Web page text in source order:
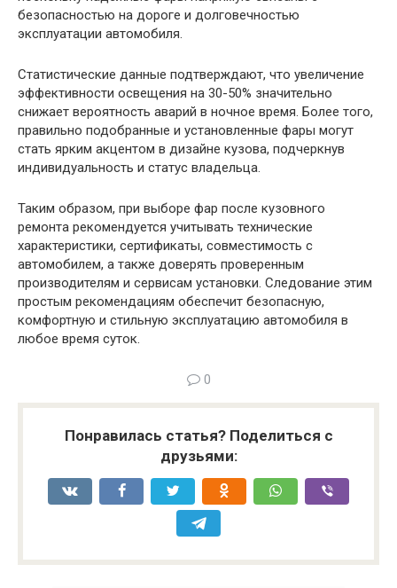
безопасностью на дороге и долговечностью
эксплуатации автомобиля.
Статистические данные подтверждают, что увеличение
эффективности освещения на 30-50% значительно
снижает вероятность аварий в ночное время. Более того,
правильно подобранные и установленные фары могут
стать ярким акцентом в дизайне кузова, подчеркнув
индивидуальность и статус владельца.
Таким образом, при выборе фар после кузовного
ремонта рекомендуется учитывать технические
характеристики, сертификаты, совместимость с
автомобилем, а также доверять проверенным
производителям и сервисам установки. Следование этим
простым рекомендациям обеспечит безопасную,
комфортную и стильную эксплуатацию автомобиля в
любое время суток.
0
Понравилась статья? Поделиться с
друзьями: